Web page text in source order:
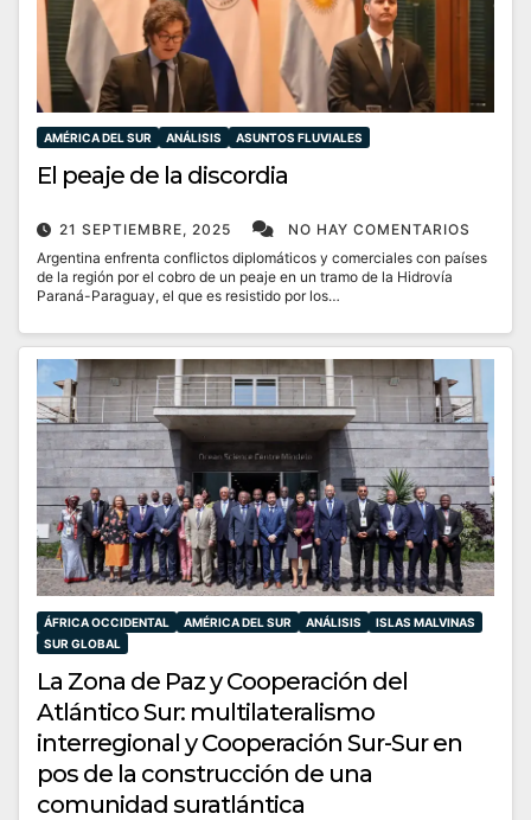
AMÉRICA DEL SUR ANÁLISIS ASUNTOS FLUVIALES
El peaje de la discordia
21 SEPTIEMBRE, 2025
NO HAY COMENTARIOS
Argentina enfrenta conflictos diplomáticos y comerciales con países
de la región por el cobro de un peaje en un tramo de la Hidrovía
Paraná-Paraguay, el que es resistido por los…
ÁFRICA OCCIDENTAL AMÉRICA DEL SUR ANÁLISIS
ISLAS MALVINAS
SUR GLOBAL
La Zona de Paz y Cooperación del
Atlántico Sur: multilateralismo
interregional y Cooperación Sur-Sur en
pos de la construcción de una
comunidad suratlántica